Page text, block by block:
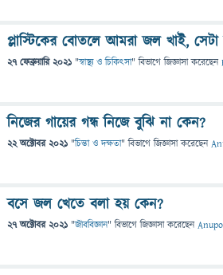
প্লাস্টিকের বোতলে আমরা জল খাই, সেটা
27 ফেব্রুয়ারি 2021 "স্বাস্থ্য ও চিকিৎসা" বিভাগে জিজ্ঞাসাকরেছেন
নিজের গায়ের গন্ধ নিজে বুঝি না কেন?
22 অক্টোবর 2021 "চিন্তা ও দক্ষতা" বিভাগে জিজ্ঞাসাকরেছেন
বসে জল খেতে বলা হয় কেন?
27 অক্টোবর 2021 "জীববিজ্ঞান" বিভাগে জিজ্ঞাসাকরেছেন